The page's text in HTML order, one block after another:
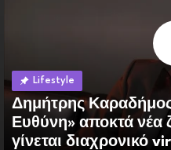
Lifestyle
Δημήτρης
Ευθύνη» αποκτά νέα
γίνεται διαχρονικό